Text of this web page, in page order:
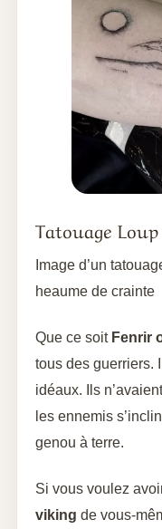
Tatouage
Image d’un
heaume de crainte
Que ce soit Fenrir
tous des guerriers.
idéaux. Ils
les ennemis
genou à terre.
Si vous voulez
viking de vous-